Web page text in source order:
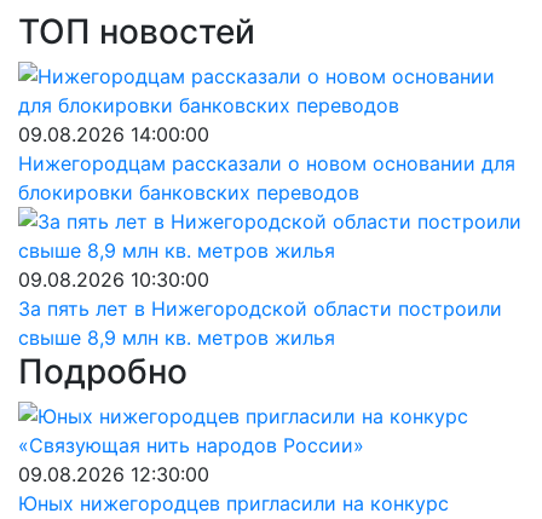
ТОП новостей
09.08.2026 14:00:00
Нижегородцам рассказали о новом основании для
блокировки банковских переводов
09.08.2026 10:30:00
За пять лет в Нижегородской области построили
свыше 8,9 млн кв. метров жилья
Подробно
09.08.2026 12:30:00
Юных нижегородцев пригласили на конкурс